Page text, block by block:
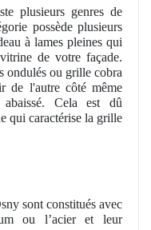
plusieurs genres de
possède plusieurs
à lames pleines qui
de votre façade.
ondulés ou grille cobra
de l'autre côté même
Cela est dû
qui caractérise la grille
sont constitués avec
ou l’acier et leur